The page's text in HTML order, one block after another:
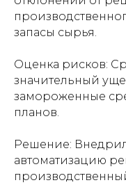
запасы сырья.
Оценка рисков:
значительный
замороженные
планов.
Решение:
автоматизацию